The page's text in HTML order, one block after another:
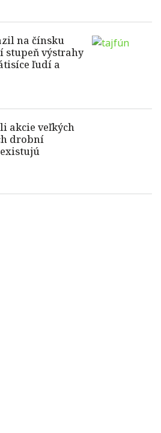
na čínsku
stupeň výstrahy
ľudí a
akcie veľkých
drobní